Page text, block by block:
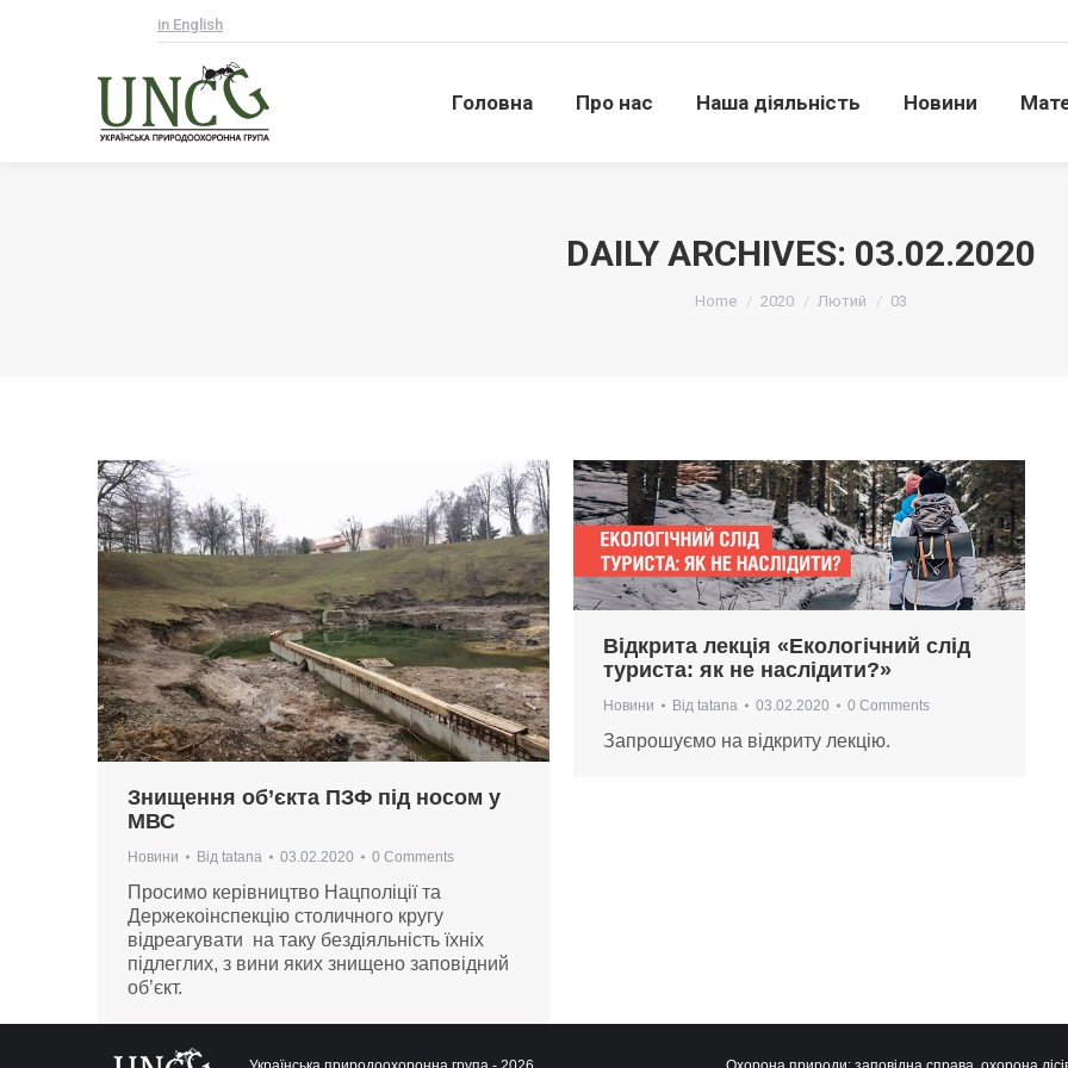
in English
Головна Про нас Наша діяльність Новини
DAILY ARCHIVES: 03.02.2020
Home 2020 Лютий 03
Знищення об’єкта ПЗФ під носом у
МВС
Новини Від tatana 03.02.2020 0 Comments
Просимо керівництво Нацполіції та
Держекоінспекцію столичного кругу
відреагувати на таку бездіяльність їхніх
підлеглих, з вини яких знищено заповідний
об’єкт.
Відкрита лекція «Екологічний слід
туриста: як не наслідити?»
Новини Від tatana 03.02.2020 0 Comments
Запрошуємо на відкриту лекцію.
Головна Про нас Наша діяльність Новини